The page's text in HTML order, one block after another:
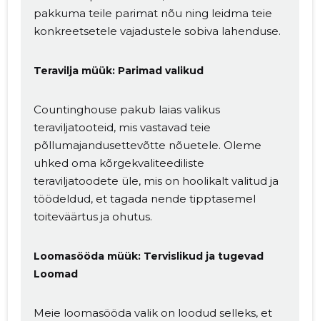
pakkuma teile parimat nõu ning leidma teie
konkreetsetele vajadustele sobiva lahenduse.
Teravilja müük: Parimad valikud
Countinghouse pakub laias valikus
teraviljatooteid, mis vastavad teie
põllumajandusettevõtte nõuetele. Oleme
uhked oma kõrgekvaliteediliste
teraviljatoodete üle, mis on hoolikalt valitud ja
töödeldud, et tagada nende tipptasemel
toiteväärtus ja ohutus.
Loomasööda müük: Tervislikud ja tugevad
Loomad
Meie loomasööda valik on loodud selleks, et
Muuda pildi
kirjeldust